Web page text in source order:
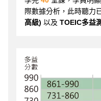
際數據分析，此時聽力
高級) 以及 TOEIC多益